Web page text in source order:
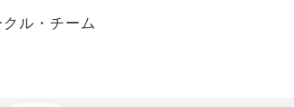
ル・チーム